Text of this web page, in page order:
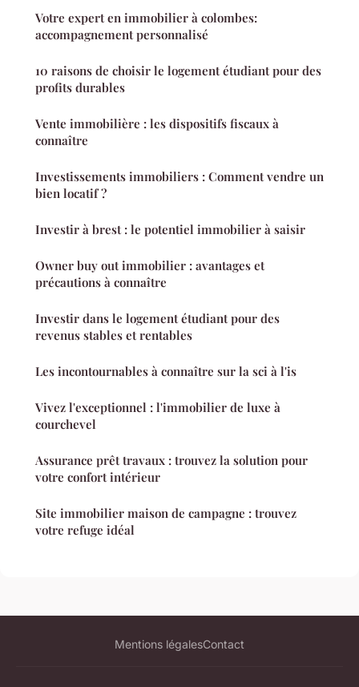
Votre expert en immobilier à colombes:
accompagnement personnalisé
10 raisons de choisir le logement étudiant pour des
profits durables
Vente immobilière : les dispositifs fiscaux à
connaître
Investissements immobiliers : Comment vendre un
bien locatif ?
Investir à brest : le potentiel immobilier à saisir
Owner buy out immobilier : avantages et
précautions à connaître
Investir dans le logement étudiant pour des
revenus stables et rentables
Les incontournables à connaître sur la sci à l'is
Vivez l'exceptionnel : l'immobilier de luxe à
courchevel
Assurance prêt travaux : trouvez la solution pour
votre confort intérieur
Site immobilier maison de campagne : trouvez
votre refuge idéal
Mentions légalesContact